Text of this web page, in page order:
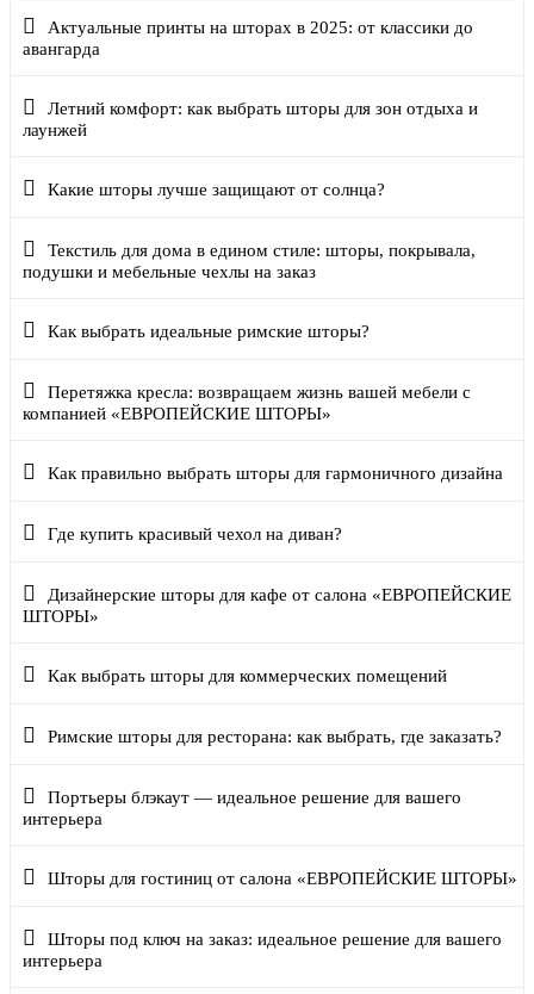
Актуальные принты на шторах в 2025: от классики до
авангарда
Летний комфорт: как выбрать шторы для зон отдыха и
лаунжей
Какие шторы лучше защищают от солнца?
Текстиль для дома в едином стиле: шторы, покрывала,
подушки и мебельные чехлы на заказ
Как выбрать идеальные римские шторы?
Перетяжка кресла: возвращаем жизнь вашей мебели с
компанией «ЕВРОПЕЙСКИЕ ШТОРЫ»
Как правильно выбрать шторы для гармоничного дизайна
Где купить красивый чехол на диван?
Дизайнерские шторы для кафе от салона «ЕВРОПЕЙСКИЕ
ШТОРЫ»
Как выбрать шторы для коммерческих помещений
Римские шторы для ресторана: как выбрать, где заказать?
Портьеры блэкаут — идеальное решение для вашего
интерьера
Шторы для гостиниц от салона «ЕВРОПЕЙСКИЕ ШТОРЫ»
Шторы под ключ на заказ: идеальное решение для вашего
интерьера